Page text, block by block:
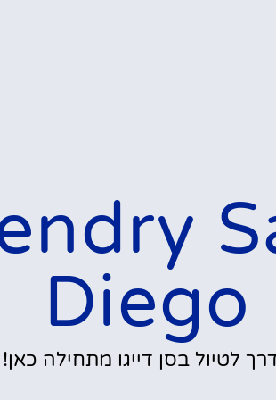
Diego
לטיול בסן דייגו מתחילה כאן!